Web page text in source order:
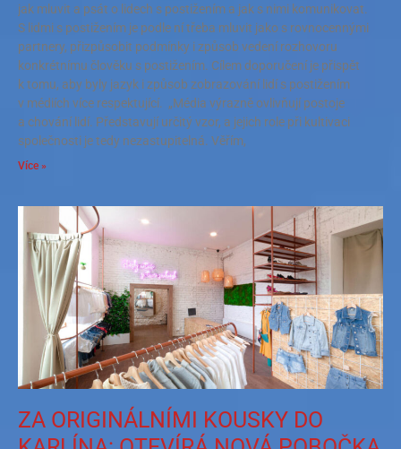
jak mluvit a psát o lidech s postižením a jak s nimi komunikovat.
S lidmi s postižením je podle ní třeba mluvit jako s rovnocennými
partnery, přizpůsobit podmínky i způsob vedení rozhovoru
konkrétnímu člověku s postižením. Cílem doporučení je přispět
k tomu, aby byly jazyk i způsob zobrazování lidí s postižením
v médiích více respektující. „Média výrazně ovlivňují postoje
a chování lidí. Představují určitý vzor, a jejich role při kultivaci
společnosti je tedy nezastupitelná. Věřím,
Více »
ZA ORIGINÁLNÍMI KOUSKY DO